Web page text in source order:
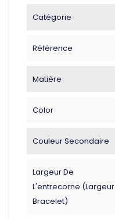
Catégorie
Référence
Matière
Color
Couleur Secondaire
Largeur De
L'entrecorne (largeur
Bracelet)